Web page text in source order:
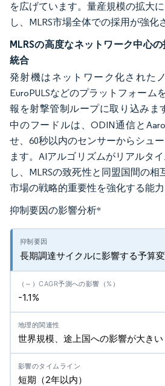
を広げています。量産規模の拡大
し、MLRS市場全体での採用が強化
MLRSの高度なネットワーク中心
統合
発射機はネットワーク化された
EuroPULSなどのプラットフォーム
報を射撃管制ループに取り込みま
中のフードルは、ODIN通信と
せ、60秒以内のセンサーからシュ
ます。AIアルゴリズムがリアルタ
し、MLRSの致死性と同盟国間の相
市場の戦略的重要性を強化する能力
抑制要因の影響分析*
長期調達サイクルに影響する予算
-1.1%
世界規模、途上国への影響が大きい
短期（2年以内）